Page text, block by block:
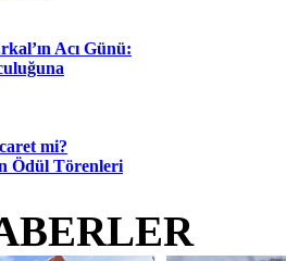
Acı Günü:
mi?
Ödül Törenleri